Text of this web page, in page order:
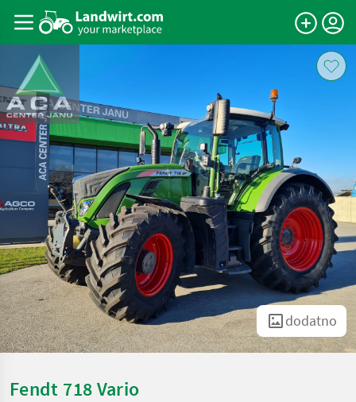
dodatno
Fendt 718 Vario